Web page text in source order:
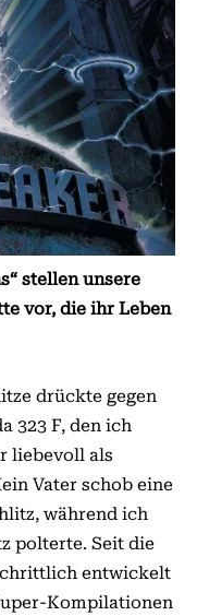
stellen unsere
vor, die ihr Leben
drückte gegen
323 F, den ich
liebevoll als
Vater schob eine
während ich
polterte. Seit die
entwickelt
Kompilationen